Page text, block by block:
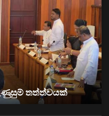
අයිස් මත්ද්‍රව්‍ය භාවිතය